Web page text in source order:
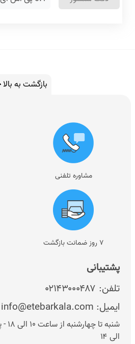
بازگشت به بالا
پشتیبانی
تلفن: ۰۲۱۴۳۰۰۰۴۸۷
ایمیل: info@etebarkala.com
الی ۱۴
مشاوره تلفنی
۷ روز ضمانت بازگشت